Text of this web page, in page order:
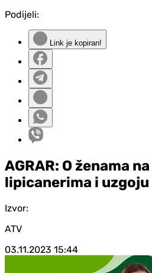
Podijeli:
Link je kopiran!
AGRAR: O ženama
lipicanerima i
Izvor:
ATV
03.11.2023 15:44